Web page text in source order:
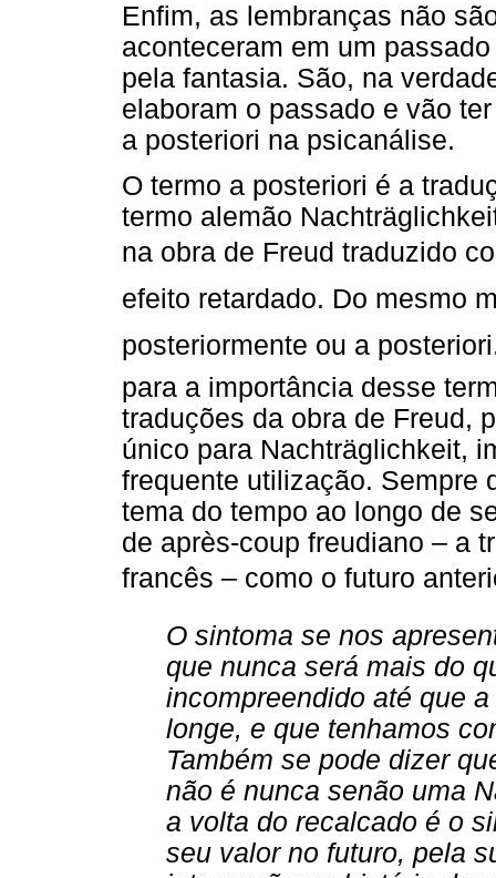
Enfim, as lembranças não
aconteceram em um
pela fantasia. São, na
elaboram o passado e vão
a posteriori na psicanálise.
O termo a posteriori é a
termo alemão
na obra de Freud traduzido
efeito retardado. Do
posteriormente ou a
para a importância desse
traduções da obra de Freud,
único para Nachträglichkeit,
frequente utilização. Sempre
tema do tempo ao longo de
de après-coup freudiano – a
francês – como o futuro
O sintoma se nos
que nunca será mais do
incompreendido até que
longe, e que tenhamos
Também se pode dizer
não é nunca senão uma
a volta do recalcado é o
seu valor no futuro, pela